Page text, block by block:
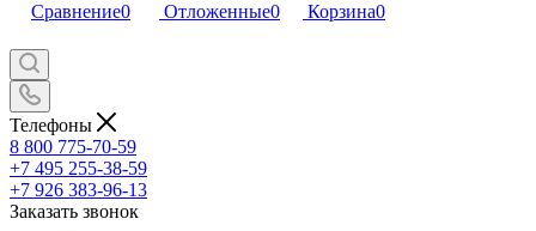
Сравнение0 Отложенные0 Корзина0
Телефоны
8 800 775-70-59
+7 495 255-38-59
+7 926 383-96-13
Заказать звонок